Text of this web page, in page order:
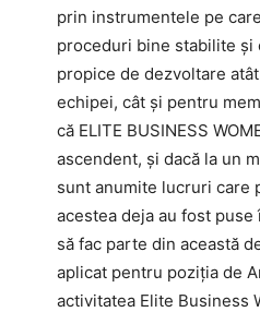
prin instrumentele pe
proceduri bine stabilite și
propice de dezvoltare
echipei, cât și pentru
că ELITE BUSINESS
ascendent, și dacă la un
sunt anumite lucruri care
acestea deja au fost
să fac parte din această
aplicat pentru poziția de
activitatea Elite Business